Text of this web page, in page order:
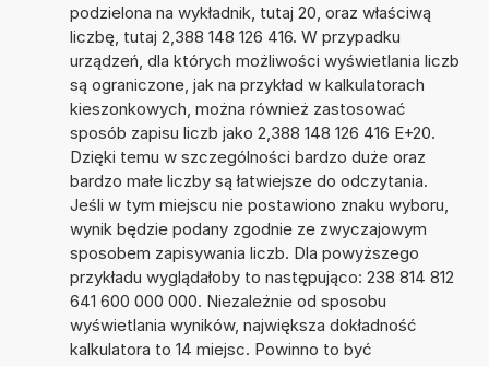
podzielona na wykładnik, tutaj 20, oraz właściwą
liczbę, tutaj 2,388 148 126 416. W przypadku
urządzeń, dla których możliwości wyświetlania liczb
są ograniczone, jak na przykład w kalkulatorach
kieszonkowych, można również zastosować
sposób zapisu liczb jako 2,388 148 126 416 E+20.
Dzięki temu w szczególności bardzo duże oraz
bardzo małe liczby są łatwiejsze do odczytania.
Jeśli w tym miejscu nie postawiono znaku wyboru,
wynik będzie podany zgodnie ze zwyczajowym
sposobem zapisywania liczb. Dla powyższego
przykładu wyglądałoby to następująco: 238 814 812
641 600 000 000. Niezależnie od sposobu
wyświetlania wyników, największa dokładność
kalkulatora to 14 miejsc. Powinno to być